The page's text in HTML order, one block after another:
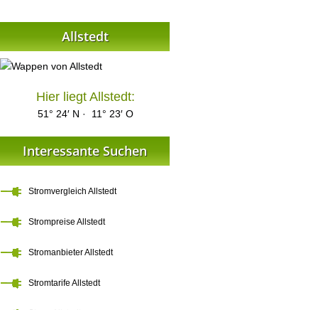
Allstedt
Hier liegt Allstedt:
51° 24′ N · 11° 23′ O
Interessante Suchen
Stromvergleich Allstedt
Strompreise Allstedt
Stromanbieter Allstedt
Stromtarife Allstedt